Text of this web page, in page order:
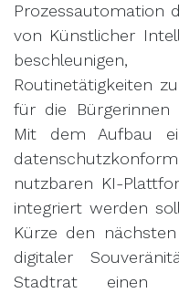
Prozessautomation
von Künstlicher
Routinetätigkeiten
für die Bürgerinnen
Mit dem Aufbau
nutzbaren KI-
integriert werden
Kürze den
digitaler
Stadtrat einen